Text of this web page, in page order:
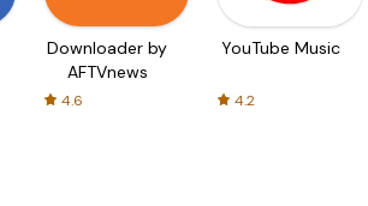
Downloader by
AFTVnews
4.6
YouTube Music
4.2